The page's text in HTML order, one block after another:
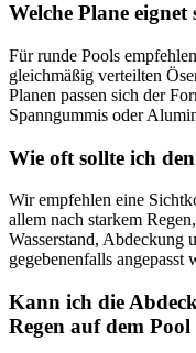
Welche Plane
Für runde Pools
gleichmäßig verteilten
Planen passen sich der
Spanngummis oder
Wie oft sollte ich
Wir empfehlen eine
allem nach starkem
Wasserstand, Abdeckung
gegebenenfalls angepasst
Kann ich die
Regen auf dem Pool